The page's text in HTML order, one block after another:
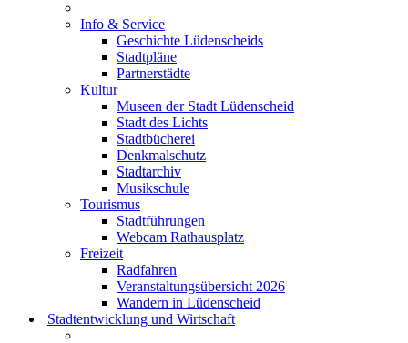
Info & Service
Geschichte Lüdenscheids
Stadtpläne
Partnerstädte
Kultur
Museen der Stadt Lüdenscheid
Stadt des Lichts
Stadtbücherei
Denkmalschutz
Stadtarchiv
Musikschule
Tourismus
Stadtführungen
Webcam Rathausplatz
Freizeit
Radfahren
Veranstaltungsübersicht 2026
Wandern in Lüdenscheid
Stadtentwicklung und Wirtschaft